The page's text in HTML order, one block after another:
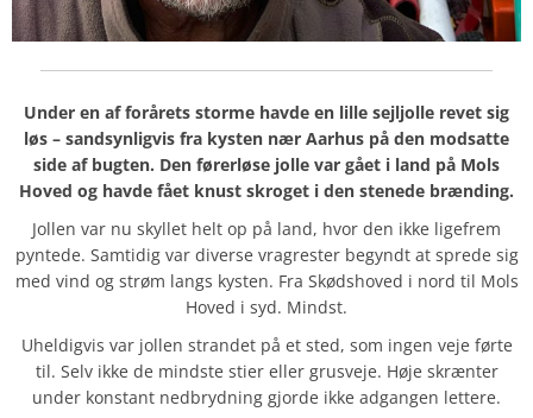
Under en af forårets storme havde en lille sejljolle revet sig
løs – sandsynligvis fra kysten nær Aarhus på den modsatte
side af bugten. Den førerløse jolle var gået i land på Mols
Hoved og havde fået knust skroget i den stenede brænding.
Jollen var nu skyllet helt op på land, hvor den ikke ligefrem
pyntede. Samtidig var diverse vragrester begyndt at sprede sig
med vind og strøm langs kysten. Fra Skødshoved i nord til Mols
Hoved i syd. Mindst.
Uheldigvis var jollen strandet på et sted, som ingen veje førte
til. Selv ikke de mindste stier eller grusveje. Høje skrænter
under konstant nedbrydning gjorde ikke adgangen lettere.